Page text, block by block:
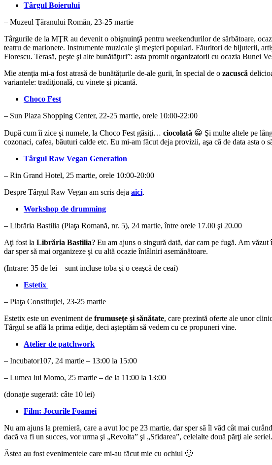
Târgul Boierului
– Muzeul Ţăranului Român, 23-25 martie
Târgurile de la MŢR au devenit o obişnuinţă pentru weekendurilor de sărbătoare,
teatru de marionete. Instrumente muzicale şi meşteri populari. Făuritori de bijuterii,
Florescu. Terasă, peşte şi alte bunătăţuri”: asta promit organizatorii cu ocazia Bunei
Mie atenţia mi-a fost atrasă de bunătăţurile de-ale gurii, în special de o zacuscă
variantele: tradiţională, cu vinete şi picantă.
Choco Fest
– Sun Plaza Shopping Center, 22-25 martie, orele 10:00-22:00
După cum îi zice şi numele, la Choco Fest găsiţi… ciocolată 😀 Şi multe altele pe
cozonaci, cafea, băuturi calde etc. Eu mi-am făcut deja provizii, aşa că de data asta o
Târgul Raw Vegan Generation
– Rin Grand Hotel, 25 martie, orele 10:00-20:00
Despre Târgul Raw Vegan am scris deja aici.
Workshop de drumming
– Librăria Bastilia (Piaţa Romană, nr. 5), 24 martie, între orele 17.00 şi 20.00
Aţi fost la Librăria Bastilia? Eu am ajuns o singură dată, dar cam pe fugă. Am
dar sper să mai organizeze şi cu altă ocazie întâlniri asemănătoare.
(Intrare: 35 de lei – sunt incluse toba şi o ceaşcă de ceai)
Estetix
– Piaţa Constituţiei, 23-25 martie
Estetix este un eveniment de frumuseţe şi sănătate, care prezintă oferte ale unor
Târgul se află la prima ediţie, deci aşteptăm să vedem cu ce propuneri vine.
Atelier de patchwork
– Incubator107, 24 martie – 13:00 la 15:00
– Lumea lui Momo, 25 martie – de la 11:00 la 13:00
(donaţie sugerată: câte 10 lei)
Film: Jocurile Foamei
Nu am ajuns la premieră, care a avut loc pe 23 martie, dar sper să îl văd cât mai
dacă va fi un succes, vor urma şi „Revolta” şi „Sfidarea”, celelalte două părţi ale seriei.
Ăstea au fost evenimentele care mi-au făcut mie cu ochiul 🙂